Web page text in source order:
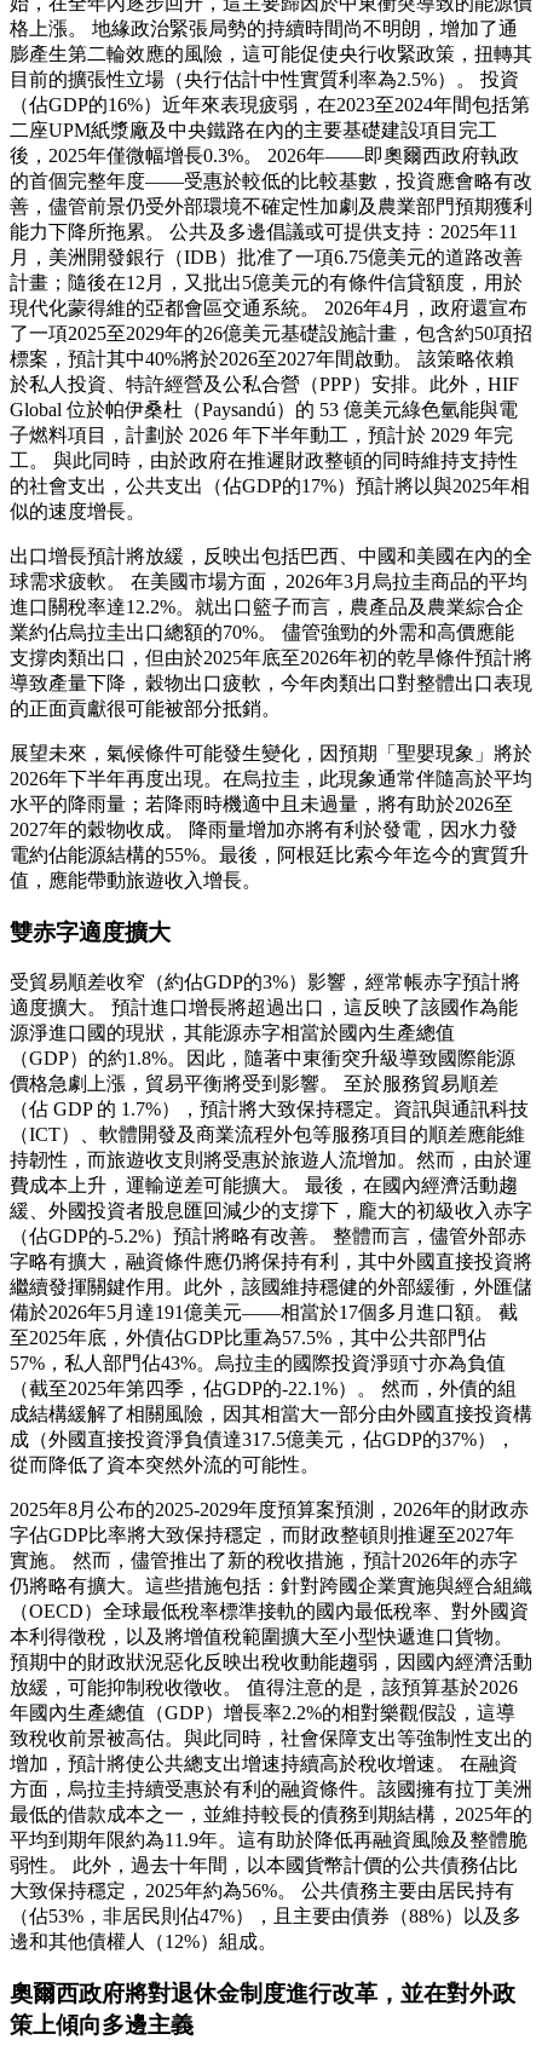
格上漲。 地緣政治緊張局勢的持續時間尚不明朗，增加了通
膨產生第二輪效應的風險，這可能促使央行收緊政策，扭轉其
目前的擴張性立場（央行估計中性實質利率為2.5%）。 投資
（佔GDP的16%）近年來表現疲弱，在2023至2024年間包括第
二座UPM紙漿廠及中央鐵路在內的主要基礎建設項目完工
後，2025年僅微幅增長0.3%。 2026年——即奧爾西政府執政
的首個完整年度——受惠於較低的比較基數，投資應會略有改
善，儘管前景仍受外部環境不確定性加劇及農業部門預期獲利
能力下降所拖累。 公共及多邊倡議或可提供支持：2025年11
月，美洲開發銀行（IDB）批准了一項6.75億美元的道路改善
計畫；隨後在12月，又批出5億美元的有條件信貸額度，用於
現代化蒙得維的亞都會區交通系統。 2026年4月，政府還宣布
了一項2025至2029年的26億美元基礎設施計畫，包含約50項招
標案，預計其中40%將於2026至2027年間啟動。 該策略依賴
於私人投資、特許經營及公私合營（PPP）安排。此外，HIF
Global 位於帕伊桑杜（Paysandú）的 53 億美元綠色氫能與電
子燃料項目，計劃於 2026 年下半年動工，預計於 2029 年完
工。 與此同時，由於政府在推遲財政整頓的同時維持支持性
的社會支出，公共支出（佔GDP的17%）預計將以與2025年相
似的速度增長。
出口增長預計將放緩，反映出包括巴西、中國和美國在內的全
球需求疲軟。 在美國市場方面，2026年3月烏拉圭商品的平均
進口關稅率達12.2%。就出口籃子而言，農產品及農業綜合企
業約佔烏拉圭出口總額的70%。 儘管強勁的外需和高價應能
支撐肉類出口，但由於2025年底至2026年初的乾旱條件預計將
導致產量下降，穀物出口疲軟，今年肉類出口對整體出口表現
的正面貢獻很可能被部分抵銷。
展望未來，氣候條件可能發生變化，因預期「聖嬰現象」將於
2026年下半年再度出現。在烏拉圭，此現象通常伴隨高於平均
水平的降雨量；若降雨時機適中且未過量，將有助於2026至
2027年的穀物收成。 降雨量增加亦將有利於發電，因水力發
電約佔能源結構的55%。最後，阿根廷比索今年迄今的實質升
值，應能帶動旅遊收入增長。
雙赤字適度擴大
受貿易順差收窄（約佔GDP的3%）影響，經常帳赤字預計將
適度擴大。 預計進口增長將超過出口，這反映了該國作為能
源淨進口國的現狀，其能源赤字相當於國內生產總值
（GDP）的約1.8%。因此，隨著中東衝突升級導致國際能源
價格急劇上漲，貿易平衡將受到影響。 至於服務貿易順差
（佔 GDP 的 1.7%），預計將大致保持穩定。資訊與通訊科技
（ICT）、軟體開發及商業流程外包等服務項目的順差應能維
持韌性，而旅遊收支則將受惠於旅遊人流增加。然而，由於運
費成本上升，運輸逆差可能擴大。 最後，在國內經濟活動趨
緩、外國投資者股息匯回減少的支撐下，龐大的初級收入赤字
（佔GDP的-5.2%）預計將略有改善。 整體而言，儘管外部赤
字略有擴大，融資條件應仍將保持有利，其中外國直接投資將
繼續發揮關鍵作用。此外，該國維持穩健的外部緩衝，外匯儲
備於2026年5月達191億美元——相當於17個多月進口額。 截
至2025年底，外債佔GDP比重為57.5%，其中公共部門佔
57%，私人部門佔43%。烏拉圭的國際投資淨頭寸亦為負值
（截至2025年第四季，佔GDP的-22.1%）。 然而，外債的組
成結構緩解了相關風險，因其相當大一部分由外國直接投資構
成（外國直接投資淨負債達317.5億美元，佔GDP的37%），
從而降低了資本突然外流的可能性。
2025年8月公布的2025-2029年度預算案預測，2026年的財政赤
字佔GDP比率將大致保持穩定，而財政整頓則推遲至2027年
實施。 然而，儘管推出了新的稅收措施，預計2026年的赤字
仍將略有擴大。這些措施包括：針對跨國企業實施與經合組織
（OECD）全球最低稅率標準接軌的國內最低稅率、對外國資
本利得徵稅，以及將增值稅範圍擴大至小型快遞進口貨物。
預期中的財政狀況惡化反映出稅收動能趨弱，因國內經濟活動
放緩，可能抑制稅收徵收。 值得注意的是，該預算基於2026
年國內生產總值（GDP）增長率2.2%的相對樂觀假設，這導
致稅收前景被高估。與此同時，社會保障支出等強制性支出的
增加，預計將使公共總支出增速持續高於稅收增速。 在融資
方面，烏拉圭持續受惠於有利的融資條件。該國擁有拉丁美洲
最低的借款成本之一，並維持較長的債務到期結構，2025年的
平均到期年限約為11.9年。這有助於降低再融資風險及整體脆
弱性。 此外，過去十年間，以本國貨幣計價的公共債務佔比
大致保持穩定，2025年約為56%。 公共債務主要由居民持有
（佔53%，非居民則佔47%），且主要由債券（88%）以及多
邊和其他債權人（12%）組成。
奧爾西政府將對退休金制度進行改革，並在對外政
策上傾向多邊主義